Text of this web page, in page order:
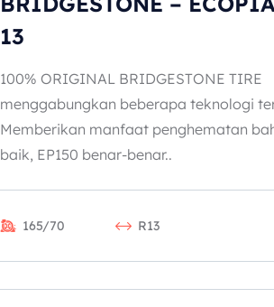
13
100% ORIGINAL BRIDGESTONE TIRE
menggabungkan beberapa teknologi
Memberikan manfaat penghematan
baik, EP150 benar-benar..
165/70 R13